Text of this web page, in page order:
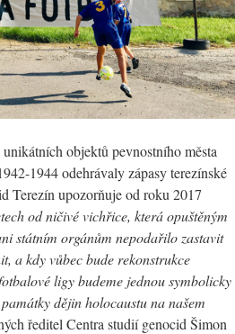
objektů pevnostního města
1944 odehrávaly zápasy terezínské
Terezín upozorňuje od roku 2017
od ničivé vichřice, která opuštěným
státním orgánům nepodařilo zastavit
a kdy vůbec bude rekonstrukce
ligy budeme jednou symbolicky
dějin holocaustu na našem
ředitel Centra studií genocid Šimon